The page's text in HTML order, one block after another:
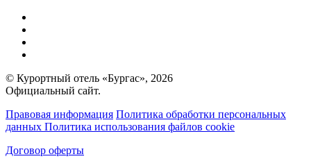
© Курортный отель «Бургас», 2026
Официальный сайт.
Правовая информация Политика обработки персональных
данных Политика использования файлов cookie
Договор оферты